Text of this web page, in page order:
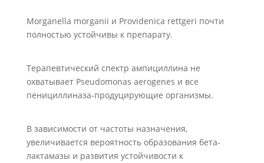
Morganella morganii и Providenica rettgeri почти
полностью устойчивы к препарату.
Терапевтический спектр ампициллина не
охватывает Pseudomonas aerogenes и все
пенициллиназа-продуцирующие организмы.
В зависимости от частоты назначения,
увеличивается вероятность образования бета-
лактамазы и развития устойчивости к